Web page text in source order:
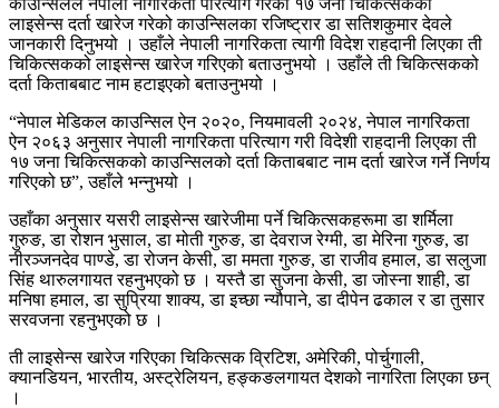
लाइसेन्स दर्ता खारेज गरेको काउन्सिलका रजिष्ट्रार डा सतिशकुमार देवले
जानकारी दिनुभयो । उहाँले नेपाली नागरिकता त्यागी विदेश राहदानी लिएका ती
चिकित्सकको लाइसेन्स खारेज गरिएको बताउनुभयो । उहाँले ती चिकित्सकको
दर्ता किताबबाट नाम हटाइएको बताउनुभयो ।
“नेपाल मेडिकल काउन्सिल ऐन २०२०, नियमावली २०२४, नेपाल नागरिकता
ऐन २०६३ अनुसार नेपाली नागरिकता परित्याग गरी विदेशी राहदानी लिएका ती
१७ जना चिकित्सकको काउन्सिलको दर्ता किताबबाट नाम दर्ता खारेज गर्ने निर्णय
गरिएको छ”, उहाँले भन्नुभयो ।
उहाँका अनुसार यसरी लाइसेन्स खारेजीमा पर्ने चिकित्सकहरूमा डा शर्मिला
गुरुङ, डा रोशन भुसाल, डा मोती गुरुङ, डा देवराज रेग्मी, डा मेरिना गुरुङ, डा
नीरञ्जनदेव पाण्डे, डा रोजन केसी, डा ममता गुरुङ, डा राजीव हमाल, डा सलुजा
सिंह थारुलगायत रहनुभएको छ । यस्तै डा सुजना केसी, डा जोस्ना शाही, डा
मनिषा हमाल, डा सुप्रिया शाक्य, डा इच्छा न्यौपाने, डा दीपेन ढकाल र डा तुसार
सरवजना रहनुभएको छ ।
ती लाइसेन्स खारेज गरिएका चिकित्सक व्रिटिश, अमेरिकी, पोर्चुगाली,
क्यानडियन, भारतीय, अस्ट्रेलियन, हङ्कङलगायत देशको नागरिता लिएका छन्
।